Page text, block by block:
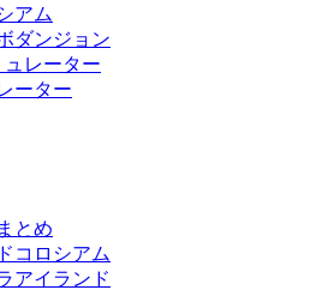
アム
ダンジョン
レーター
ーター
とめ
コロシアム
アイランド